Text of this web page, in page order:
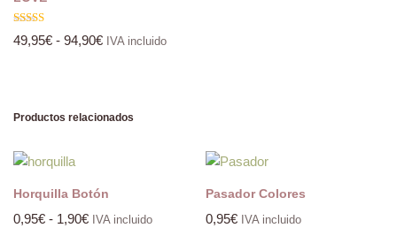
Valorado
con
49,95€ - 94,90€ IVA incluido
Productos relacionados
Horquilla Botón
0,95€ - 1,90€ IVA incluido
Pasador Colores
0,95€ IVA incluido